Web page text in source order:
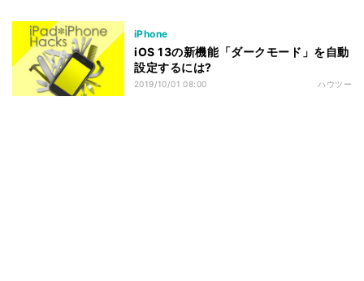
iPhone
iOS 13の新機能「ダークモード」を自動
設定するには?
2019/10/01 08:00 ハウツー